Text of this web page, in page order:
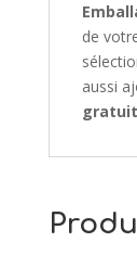
de
aussi